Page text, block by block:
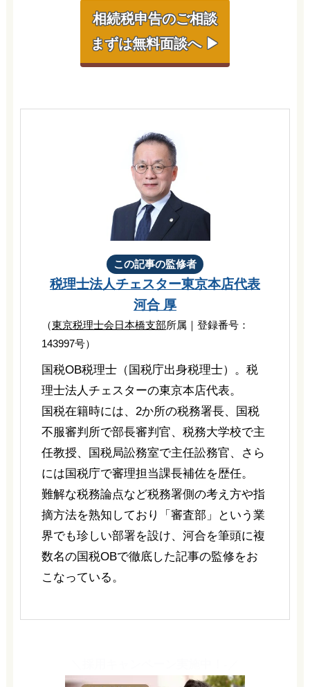
相続税申告のご相談
まずは無料面談へ ▶
この記事の監修者
税理士法人チェスター東京本店代表
河合 厚
（東京税理士会日本橋支部所属｜登録番号：
143997号）
国税OB税理士（国税庁出身税理士）。税
理士法人チェスターの東京本店代表。
国税在籍時には、2か所の税務署長、国税
不服審判所で部長審判官、税務大学校で主
任教授、国税局訟務室で主任訟務官、さら
には国税庁で審理担当課長補佐を歴任。
難解な税務論点など税務署側の考え方や指
摘方法を熟知しており「審査部」という業
界でも珍しい部署を設け、河合を筆頭に複
数名の国税OBで徹底した記事の監修をお
こなっている。